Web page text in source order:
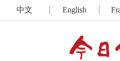
中文 English